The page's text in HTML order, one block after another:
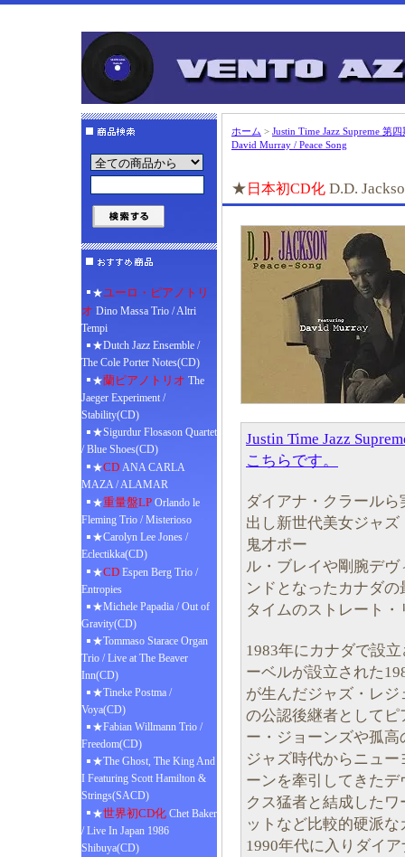
★ユーロ・ピアノトリ
オ Dino Massa Trio / Altri
Tempi
★Dutch Jazz Ensemble /
The Cole Porter Notes(CD)
★蘭ピアノトリオ The
Jaeger Experiment /
Stability(CD)
★Sigurdur Flosason Quartet
/ Blue Shoes(CD)
★CD ANA CARLA
MAZA / ALAMAR
★重量盤LP Orlando le
Fleming Trio / Misterioso
★Carolyn Lee Jones /
Eclectikka(CD)
★CD Espen Berg Trio /
Entropies
★Michele Papadia / Out of
Gravity(CD)
★Tommaso Starace Organ
Trio / Live at The Beaver
Inn(CD)
★Tineke Postma /
Voya(CD)
★Fabian Willmann Trio /
Freedom(CD)
★The Ghost, The King And
I Featuring Scott Hamilton &
Strings(SACD)
★世界初CD化 Chet Baker
/ Live In Japan 1986
Shibuya(CD)
ホーム > Justin Time Jazz Supreme 第
David Murray / Peace Song
★ 日本初CD化 D.D.
Justin Time Jazz
こちらです。
ダイアナ・クラール
出し新世代美女ジャ
鬼才ポー
ル・ブレイや剛腕デ
ンドとなったカナダ
タイムのストレート
1983年にカナダで設
ーベルが設立された
が生んだジャズ・レ
の公認後継者として
ー・ジョーンズや孤
ジャズ時代からニュ
ーンを牽引してきた
クス猛者と結成した
ットなど比較的硬派
1990年代に入りダイ